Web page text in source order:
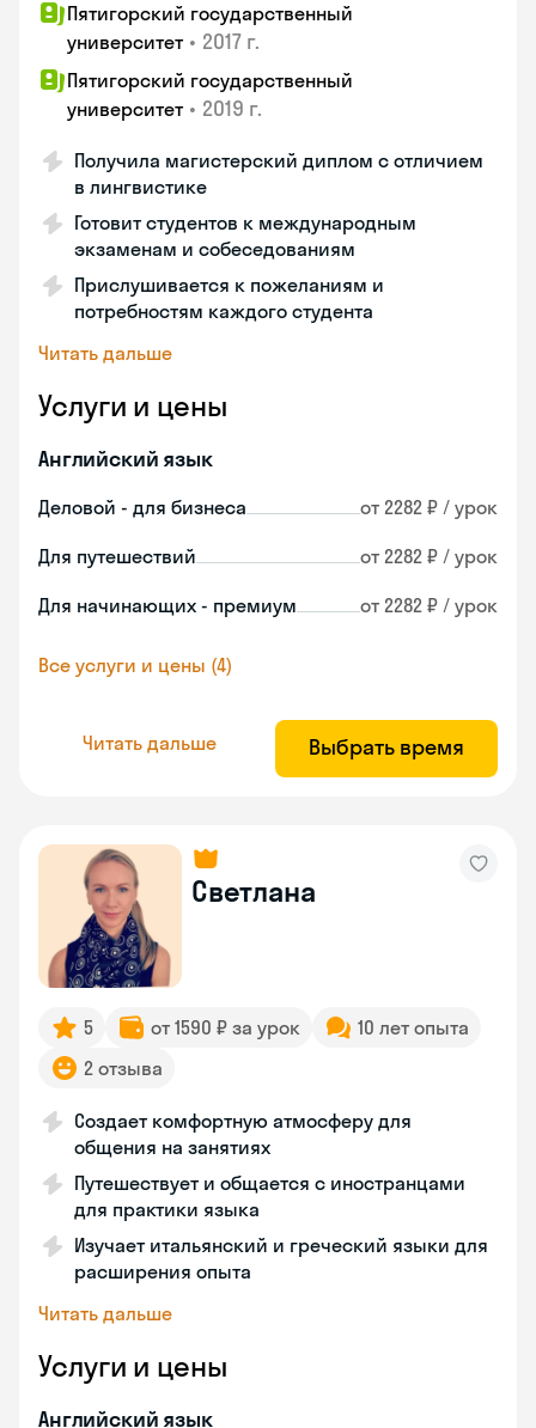
Пятигорский государственный
университет • 2017 г.
Пятигорский государственный
университет • 2019 г.
Получила магистерский диплом с отличием
в лингвистике
Готовит студентов к международным
экзаменам и собеседованиям
Прислушивается к пожеланиям и
потребностям каждого студента
Читать дальше
Услуги и цены
Английский язык
Деловой - для бизнеса от 2282 ₽ / урок
Для путешествий от 2282 ₽ / урок
Для начинающих - премиум от 2282 ₽ / урок
Все услуги и цены (4)
Читать дальше Выбрать время
Светлана
5 от 1590 ₽ за урок
10 лет опыта
2 отзыва
Создает комфортную атмосферу для
общения на занятиях
Путешествует и общается с иностранцами
для практики языка
Изучает итальянский и греческий языки для
расширения опыта
Читать дальше
Услуги и цены
Английский язык